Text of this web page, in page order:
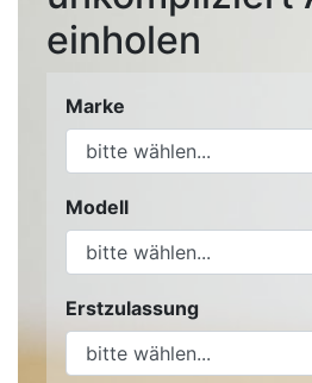
einholen
Marke
Modell
Erstzulassung